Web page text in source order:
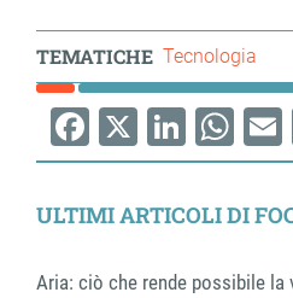
TEMATICHE Tecnologia
Facebook
X LinkedIn
ULTIMI ARTICOLI DI
Aria: ciò che rende possibile la